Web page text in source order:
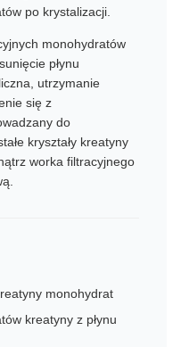
po krystalizacji.
monohydratów
płynu
utrzymanie
się z
do
kryształy kreatyny
worka filtracyjnego
monohydrat
kreatyny z płynu